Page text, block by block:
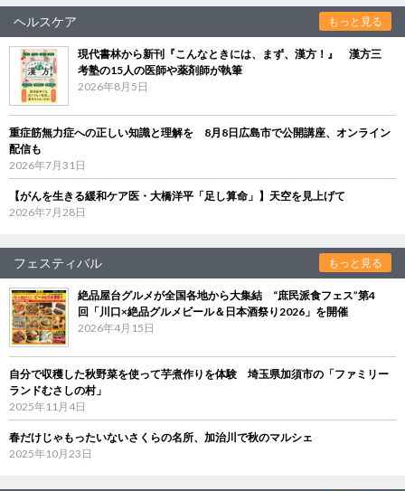
ヘルスケア もっと見る
現代書林から新刊『こんなときには、まず、漢方！』 漢方三
考塾の15人の医師や薬剤師が執筆
2026年8月5日
重症筋無力症への正しい知識と理解を 8月8日広島市で公開講座、オンライン
配信も
2026年7月31日
【がんを生きる緩和ケア医・大橋洋平「足し算命」】天空を見上げて
2026年7月28日
フェスティバル もっと見る
絶品屋台グルメが全国各地から大集結 “庶民派食フェス”第4
回「川口×絶品グルメビール＆日本酒祭り2026」を開催
2026年4月15日
自分で収穫した秋野菜を使って芋煮作りを体験 埼玉県加須市の「ファミリー
ランドむさしの村」
2025年11月4日
春だけじゃもったいないさくらの名所、加治川で秋のマルシェ
2025年10月23日